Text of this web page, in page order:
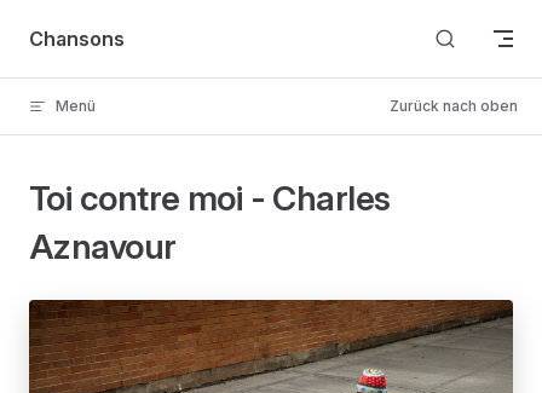
Skip to content
Chansons
Menü Zurück nach oben
Toi contre moi - Charles
Aznavour